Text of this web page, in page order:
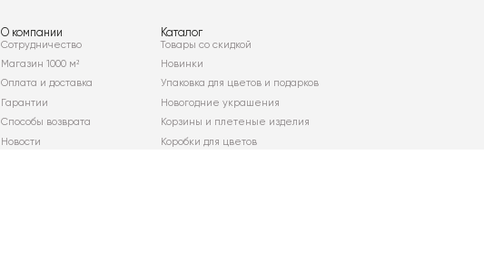
О компании
Сотрудничество
Магазин 1000 м²
Оплата и доставка
Гарантии
Способы возврата
Новости
Каталог
Товары со скидкой
Новинки
Упаковка для цветов и подарков
Новогодние украшения
Корзины и плетеные изделия
Коробки для цветов